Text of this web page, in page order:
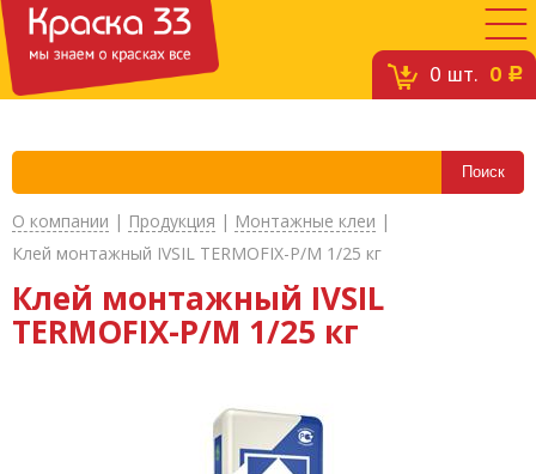
0 шт. 0 c
О компании | Продукция | Монтажные клеи |
Клей монтажный IVSIL TERMOFIX-P/М 1/25 кг
Клей монтажный IVSIL
TERMOFIX-P/М 1/25 кг